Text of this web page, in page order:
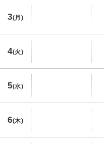
3(月)
4(火)
5(水)
6(木)